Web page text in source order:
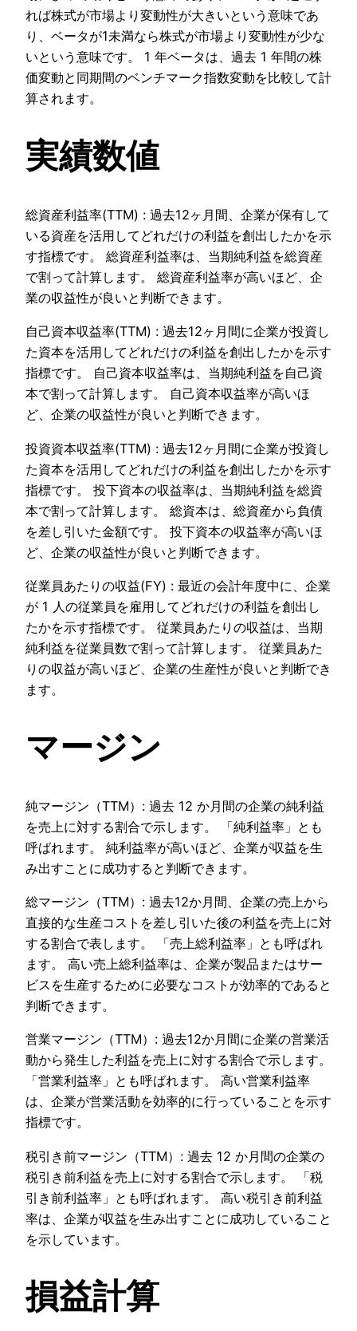
れば株式が市場より変動性が大きいという意味であ
り、ベータが1未満なら株式が市場より変動性が少な
いという意味です。 1 年ベータは、過去 1 年間の株
価変動と同期間のベンチマーク指数変動を比較して計
算されます。
実績数値
総資産利益率(TTM) : 過去12ヶ月間、企業が保有して
いる資産を活用してどれだけの利益を創出したかを示
す指標です。 総資産利益率は、当期純利益を総資産
で割って計算します。 総資産利益率が高いほど、企
業の収益性が良いと判断できます。
自己資本収益率(TTM) : 過去12ヶ月間に企業が投資し
た資本を活用してどれだけの利益を創出したかを示す
指標です。 自己資本収益率は、当期純利益を自己資
本で割って計算します。 自己資本収益率が高いほ
ど、企業の収益性が良いと判断できます。
投資資本収益率(TTM) : 過去12ヶ月間に企業が投資し
た資本を活用してどれだけの利益を創出したかを示す
指標です。 投下資本の収益率は、当期純利益を総資
本で割って計算します。 総資本は、総資産から負債
を差し引いた金額です。 投下資本の収益率が高いほ
ど、企業の収益性が良いと判断できます。
従業員あたりの収益(FY) : 最近の会計年度中に、企業
が 1 人の従業員を雇用してどれだけの利益を創出し
たかを示す指標です。 従業員あたりの収益は、当期
純利益を従業員数で割って計算します。 従業員あた
りの収益が高いほど、企業の生産性が良いと判断でき
ます。
マージン
純マージン（TTM）: 過去 12 か月間の企業の純利益
を売上に対する割合で示します。 「純利益率」とも
呼ばれます。 純利益率が高いほど、企業が収益を生
み出すことに成功すると判断できます。
総マージン（TTM）: 過去12か月間、企業の売上から
直接的な生産コストを差し引いた後の利益を売上に対
する割合で表します。 「売上総利益率」とも呼ばれ
ます。 高い売上総利益率は、企業が製品またはサー
ビスを生産するために必要なコストが効率的であると
判断できます。
営業マージン（TTM）: 過去12か月間に企業の営業活
動から発生した利益を売上に対する割合で示します。
「営業利益率」とも呼ばれます。 高い営業利益率
は、企業が営業活動を効率的に行っていることを示す
指標です。
税引き前マージン（TTM）: 過去 12 か月間の企業の
税引き前利益を売上に対する割合で示します。 「税
引き前利益率」とも呼ばれます。 高い税引き前利益
率は、企業が収益を生み出すことに成功していること
を示しています。
損益計算